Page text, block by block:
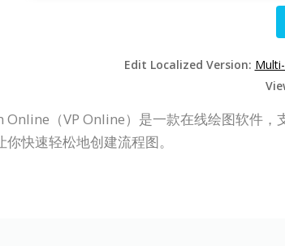
Edit Localized Version:
（VP Online）是一款在线绘图软件，
快速轻松地创建流程图。